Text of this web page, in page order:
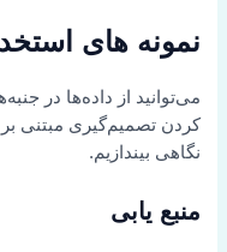
نمونه های
می‌توانید از داده‌ها در
کردن تصمیم‌گیری مبتنی بر
نگاهی بیندازیم.
منبع یابی